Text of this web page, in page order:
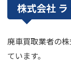
株式会社
廃車買取業者の
ています。